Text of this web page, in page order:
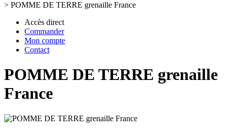
> POMME DE TERRE grenaille France
Accès direct
Commander
Mon compte
Contact
POMME DE TERRE grenaille
France